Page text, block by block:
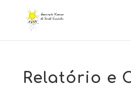
Relatório e